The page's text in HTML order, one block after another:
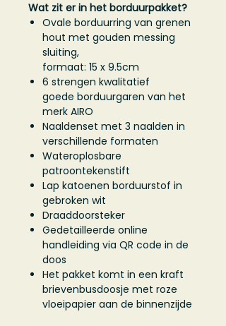
Wat zit er in het borduurpakket?
Ovale borduurring van grenen
hout met gouden messing
sluiting,
formaat: 15 x 9.5cm
6 strengen kwalitatief
goede borduurgaren van het
merk AIRO
Naaldenset met 3 naalden in
verschillende formaten
Wateroplosbare
patroontekenstift
Lap katoenen borduurstof in
gebroken wit
Draaddoorsteker
Gedetailleerde online
handleiding via QR code in de
doos
Het pakket komt in een kraft
brievenbusdoosje met roze
vloeipapier aan de binnenzijde